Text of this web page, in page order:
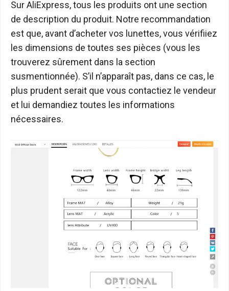
Sur AliExpress, tous les produits ont une section
de description du produit. Notre recommandation
est que, avant d’acheter vos lunettes, vous vérifiiez
les dimensions de toutes ses pièces (vous les
trouverez sûrement dans la section
susmentionnée). S’il n’apparaît pas, dans ce cas, le
plus prudent serait que vous contactiez le vendeur
et lui demandiez toutes les informations
nécessaires.